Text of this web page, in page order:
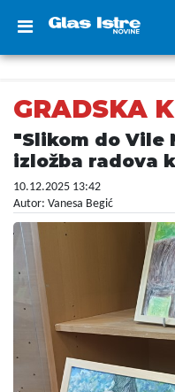
GRADSKA
"Slikom do Vile
izložba radova
10.12.2025 13:42
Autor: Vanesa Begić